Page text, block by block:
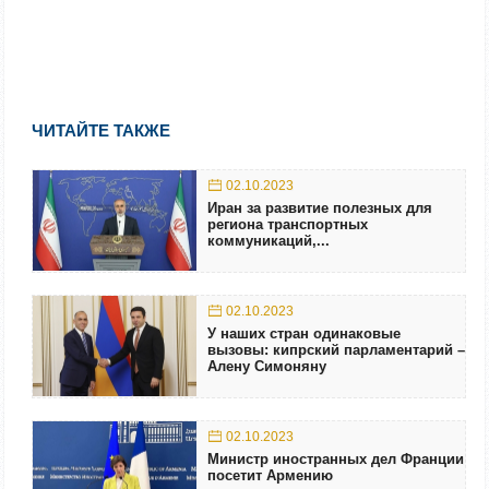
ЧИТАЙТЕ ТАКЖЕ
02.10.2023
Иран за развитие полезных для
региона транспортных
коммуникаций,...
02.10.2023
У наших стран одинаковые
вызовы: кипрский парламентарий –
Алену Симоняну
02.10.2023
Министр иностранных дел Франции
посетит Армению